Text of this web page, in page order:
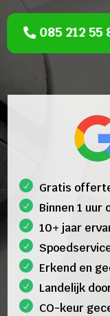
085 212 55
Gratis
Binnen 1 uur
10+ jaar
Erkend en
Landelijk
CO-keur